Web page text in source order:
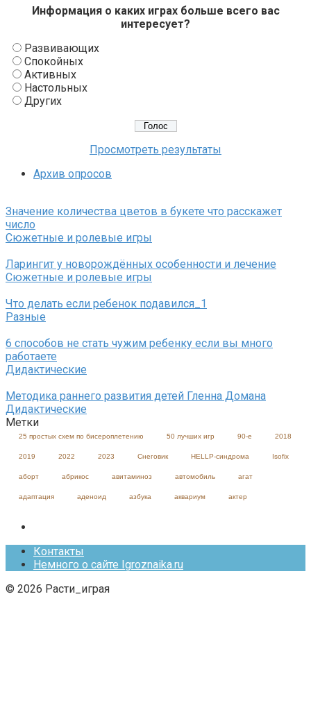
Информация о каких играх больше всего вас
интересует?
Развивающих
Спокойных
Активных
Настольных
Других
Просмотреть результаты
Архив опросов
Значение количества цветов в букете что расскажет
число
Сюжетные и ролевые игры
Ларингит у новорождённых особенности и лечение
Сюжетные и ролевые игры
Что делать если ребенок подавился_1
Разные
6 способов не стать чужим ребенку если вы много
работаете
Дидактические
Методика раннего развития детей Гленна Домана
Дидактические
Метки
25 простых схем по бисероплетению 50 лучших игр 90-е 2018
2019 2022 2023 Cнеговик HELLP-синдрома Isofix
аборт абрикос авитаминоз автомобиль агат
адаптация аденоид азбука аквариум актер
Контакты
Немного о сайте Igroznaika.ru
© 2026 Расти_играя